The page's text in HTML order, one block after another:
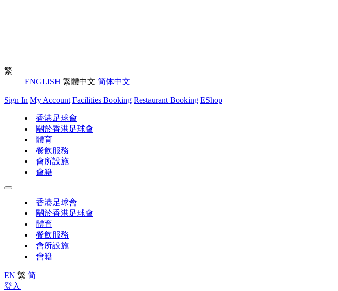
繁
ENGLISH 繁體中文 简体中文
Sign In My Account Facilities Booking Restaurant Booking EShop
香港足球會
關於香港足球會
體育
餐飲服務
會所設施
會籍
香港足球會
關於香港足球會
體育
餐飲服務
會所設施
會籍
EN 繁 简
登入